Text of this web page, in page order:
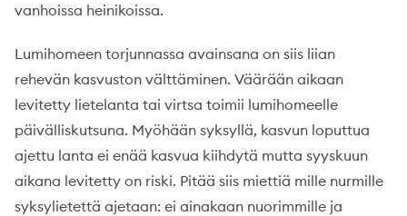
vanhoissa heinikoissa.
Lumihomeen torjunnassa avainsana on siis liian
rehevän kasvuston välttäminen. Väärään aikaan
levitetty lietelanta tai virtsa toimii lumihomeelle
päivälliskutsuna. Myöhään syksyllä, kasvun loputtua
ajettu lanta ei enää kasvua kiihdytä mutta syyskuun
aikana levitetty on riski. Pitää siis miettiä mille nurmille
syksylietettä ajetaan: ei ainakaan nuorimmille ja